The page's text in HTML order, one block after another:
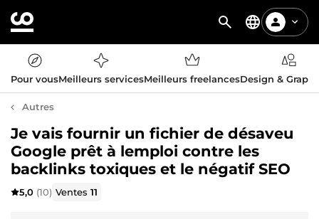
Pour vousMeilleurs servicesMeilleurs freelancesDesign &
Autres
Je vais fournir un fichier de désaveu
Google prêt à lemploi contre les
backlinks toxiques et le négatif SEO
5,0 (10) Ventes11